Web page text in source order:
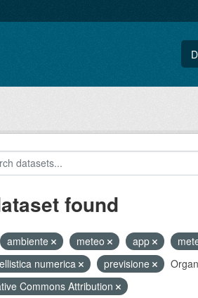
found
ambiente meteo app
numerica
previsione
Commons Attribution